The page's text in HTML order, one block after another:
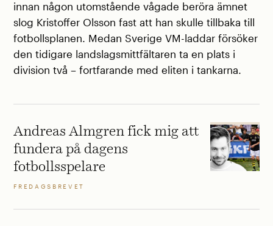
innan någon utomstående vågade beröra ämnet
slog Kristoffer Olsson fast att han skulle tillbaka till
fotbollsplanen. Medan Sverige VM-laddar försöker
den tidigare landslagsmittfältaren ta en plats i
division två – fortfarande med eliten i tankarna.
Andreas Almgren fick mig att
fundera på dagens
fotbollsspelare
FREDAGSBREVET